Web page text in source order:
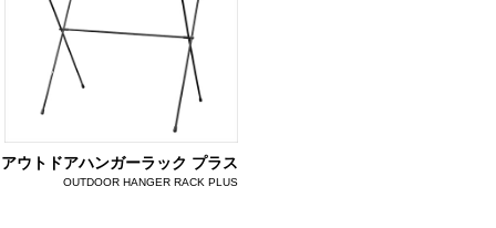
アウトドアハンガーラック プラス
OUTDOOR HANGER RACK PLUS